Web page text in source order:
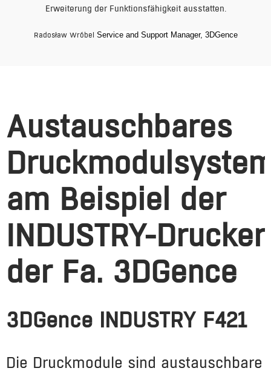
Erweiterung der Funktionsfähigkeit ausstatten.
Radosław Wróbel Service and Support Manager, 3DGence
Austauschbares
am Beispiel der
INDUSTRY-Drucker
der Fa. 3DGence
3DGence INDUSTRY F421
Die Druckmodule sind austauschbare